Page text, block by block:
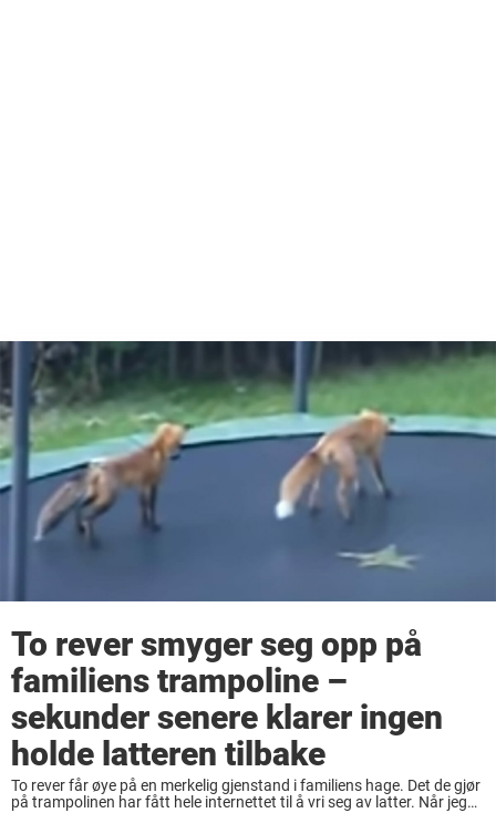
To rever smyger seg opp på
familiens trampoline –
sekunder senere klarer ingen
holde latteren tilbake
To rever får øye på en merkelig gjenstand i familiens hage. Det de gjør
på trampolinen har fått hele internettet til å vri seg av latter. Når jeg